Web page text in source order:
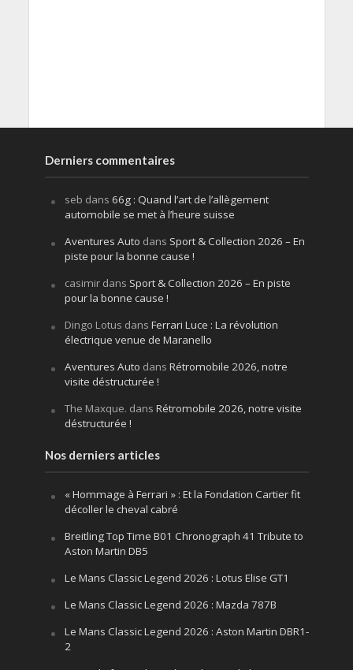
Derniers commentaires
seb dans 66g : Quand l’art de l’allègement
automobile se met à l’heure suisse
Aventures Auto dans Sport & Collection 2026 – En
piste pour la bonne cause !
casimirdans Sport & Collection 2026 – En piste
pour la bonne cause !
Dingo Lotus dans Ferrari Luce : La révolution
électrique venue de Maranello
Aventures Auto dans Rétromobile 2026, notre
visite déstructurée !
The Maxque. dans Rétromobile 2026, notre visite
déstructurée !
Nos derniers articles
« Hommage à Ferrari » : Et la Fondation Cartier fit
décoller le cheval cabré
Breitling Top Time B01 Chronograph 41 Tribute to
Aston Martin DB5
Le Mans Classic Legend 2026 : Lotus Elise GT1
Le Mans Classic Legend 2026 : Mazda 787B
Le Mans Classic Legend 2026 : Aston Martin DBR1-
2